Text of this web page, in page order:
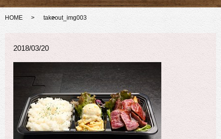
HOME takeout_img003
2018/03/20